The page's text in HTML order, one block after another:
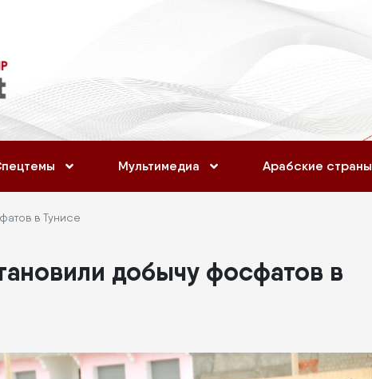
Мультимедиа Арабские страны
в Тунисе
добычу фосфатов в